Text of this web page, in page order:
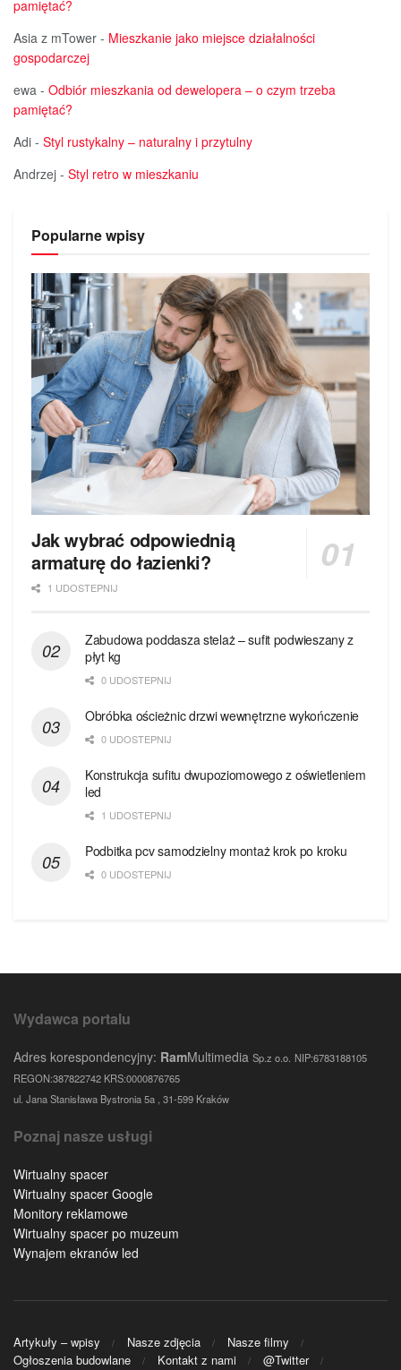
pamiętać?
Asia z mTower - Mieszkanie jako miejsce działalności
gospodarczej
ewa - Odbiór mieszkania od dewelopera – o czym trzeba
pamiętać?
Adi - Styl rustykalny – naturalny i przytulny
Andrzej - Styl retro w mieszkaniu
Popularne wpisy
Jak wybrać odpowiednią
armaturę do łazienki?
1 UDOSTEPNIJ
Zabudowa poddasza stelaż – sufit podwieszany z
płyt kg
0 UDOSTEPNIJ
Obróbka ościeżnic drzwi wewnętrzne wykończenie
0 UDOSTEPNIJ
Konstrukcja sufitu dwupoziomowego z oświetleniem
led
1 UDOSTEPNIJ
Podbitka pcv samodzielny montaż krok po kroku
0 UDOSTEPNIJ
Wydawca portalu
Adres korespondencyjny: RamMultimedia Sp.z o.o. NIP:6783188105
REGON:387822742 KRS:0000876765
ul. Jana Stanisława Bystronia 5a , 31-599 Kraków
Poznaj nasze usługi
Wirtualny spacer
Wirtualny spacer Google
Monitory reklamowe
Wirtualny spacer po muzeum
Wynajem ekranów led
Artykuły – wpisy Nasze zdjęcia
Nasze filmy
Ogłoszenia budowlane
Kontakt z nami
@Twitter